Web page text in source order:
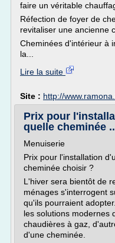
faire un véritable
Réfection de foyer de
revitaliser une ancienne
Cheminées d'intérieur à
la...
Lire la suite
Site : http://
Prix pour
quelle cheminée
Menuiserie
Prix pour l'installation
cheminée choisir ?
L'hiver sera bientôt de
ménages s'interrogent
qu'ils pourraient
les solutions modernes
chaudières à gaz,
d'une cheminée.